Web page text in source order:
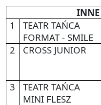
1
TEATR TAŃCA
FORMAT - SMILE
2
CROSS JUNIOR
3
TEATR TAŃCA
MINI FLESZ